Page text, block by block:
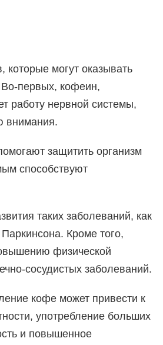
могут оказывать
Во-первых, кофеин,
работу нервной системы,
внимания.
защитить организм
способствуют
таких заболеваний, как
Кроме того,
физической
сосудистых заболеваний.
кофе может привести к
употребление больших
и повышенное